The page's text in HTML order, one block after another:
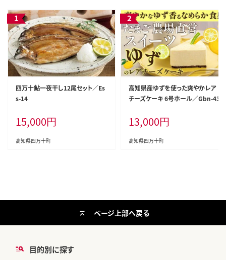
四万十鮎一夜干し12尾セット／Es
s-14
15,000円
高知県四万十町
高知県産ゆずを使った爽やかレア
チーズケーキ 6号ホール／Gbn-43
13,000円
高知県四万十町
目的別に探す
ページ上部へ戻る